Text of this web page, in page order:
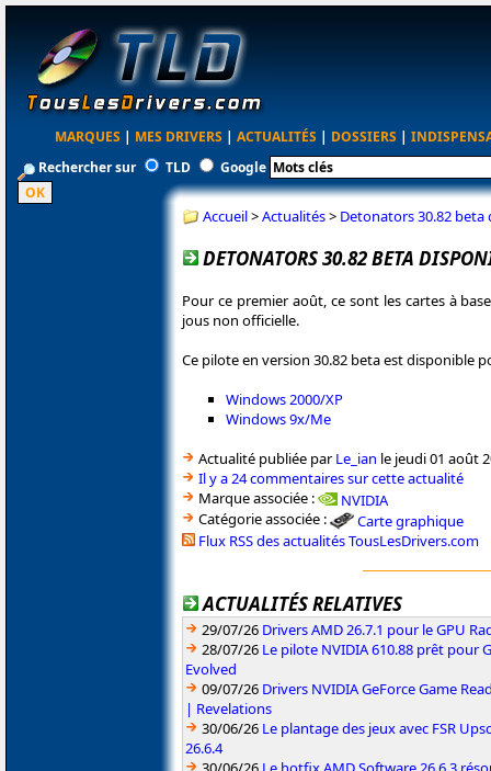
MARQUES | MES DRIVERS | ACTUALITÉS | DOSSIERS |
Rechercher sur
TLD Google
Accueil>Actualités> Detonators 30.82 beta
DETONATORS 30.82 BETA
Pour ce premier août, ce sont les cartes à
jous non officielle.
Ce pilote en version 30.82 beta est disponible
Windows 2000/XP
Windows 9x/Me
Actualité publiée parLe_ian le jeudi 01 août
Il y a 24 commentaires sur cette actualité
Marque associée :
NVIDIA
Catégorie associée :
Carte graphique
Flux RSS des actualités TousLesDrivers.com
ACTUALITÉS RELATIVES
29/07/26 Drivers AMD 26.7.1 pour le GPU
28/07/26 Le pilote NVIDIA 610.88 prêt pour
Evolved
09/07/26 Drivers NVIDIA GeForce Game
| Revelations
30/06/26 Le plantage des jeux avec FSR
26.6.4